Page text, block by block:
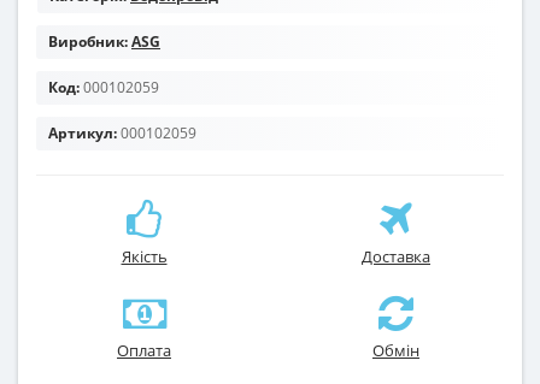
Виробник:ASG
Код:000102059
Артикул:000102059
Якість Доставка
Оплата Обмін